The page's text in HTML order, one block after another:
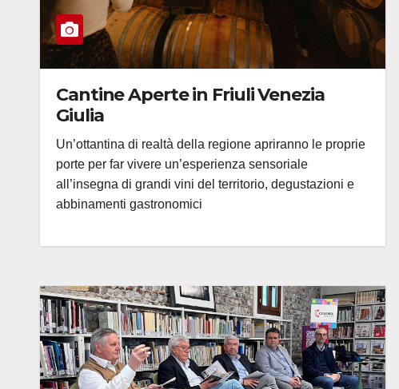
Cantine Aperte in Friuli Venezia
Giulia
Un’ottantina di realtà della regione apriranno le proprie
porte per far vivere un’esperienza sensoriale
all’insegna di grandi vini del territorio, degustazioni e
abbinamenti gastronomici